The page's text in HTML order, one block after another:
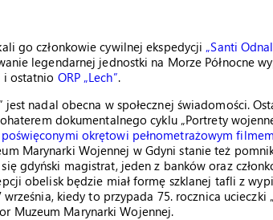
go członkowie cywilnej ekspedycji „Santi
legendarnej jednostki na Morze Północne
i ostatnio ORP „Lech”.
jest nadal obecna w społecznej świadomości.
dokumentalnego cyklu „Portrety
okrętowi pełnometrażowym
Marynarki Wojennej w Gdyni stanie też pomnik
gdyński magistrat, jeden z banków oraz
obelisk będzie miał formę szklanej tafli z
września, kiedy to przypada 75. rocznica ucieczki
Muzeum Marynarki Wojennej.